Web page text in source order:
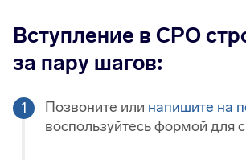
Вступление в СРО
за пару шагов:
Позвоните или напишите на
воспользуйтесь формой для